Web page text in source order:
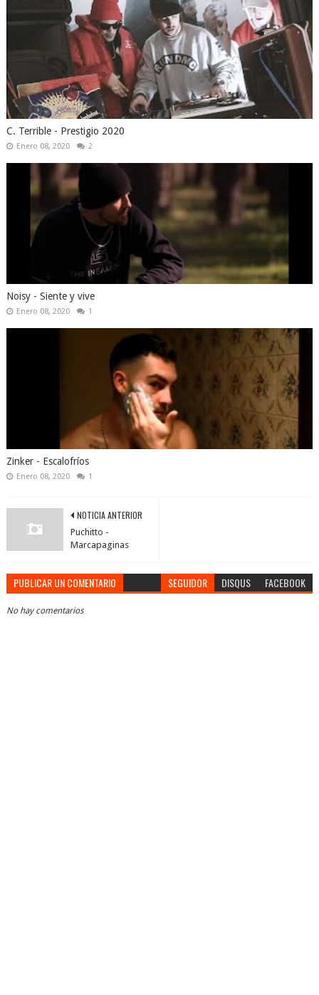
C. Terrible - Prestigio 2020
Enero 08, 2020 2
Noisy - Siente y vive
Enero 08, 2020 1
Zinker - Escalofríos
Enero 08, 2020 1
NOTICIA ANTERIOR
Puchitto -
Marcapaginas
PUBLICAR UN COMENTARIO SEGUIDOR DISQUS FACEBOOK
No hay comentarios